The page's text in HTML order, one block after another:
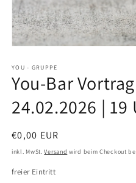
YOU - GRUPPE
You-Bar
24.02.2026 | 19
€0,00 EUR
inkl. MwSt.Versand wird beim Checkout
freier Eintritt